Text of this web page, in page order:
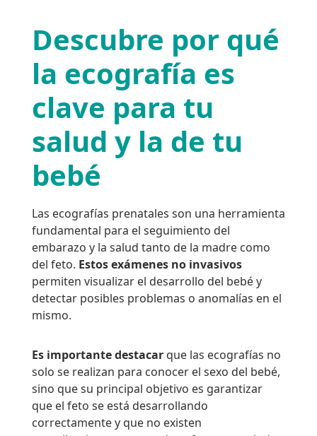
Descubre por qué
la ecografía es
clave para tu
salud y la de tu
bebé
Las ecografías prenatales son una herramienta
fundamental para el seguimiento del
embarazo y la salud tanto de la madre como
del feto. Estos exámenes no invasivos
permiten visualizar el desarrollo del bebé y
detectar posibles problemas o anomalías en el
mismo.
Es importante destacarque las ecografías no
solo se realizan para conocer el sexo del bebé,
sino que su principal objetivo es garantizar
que el feto se está desarrollando
correctamente y que no existen